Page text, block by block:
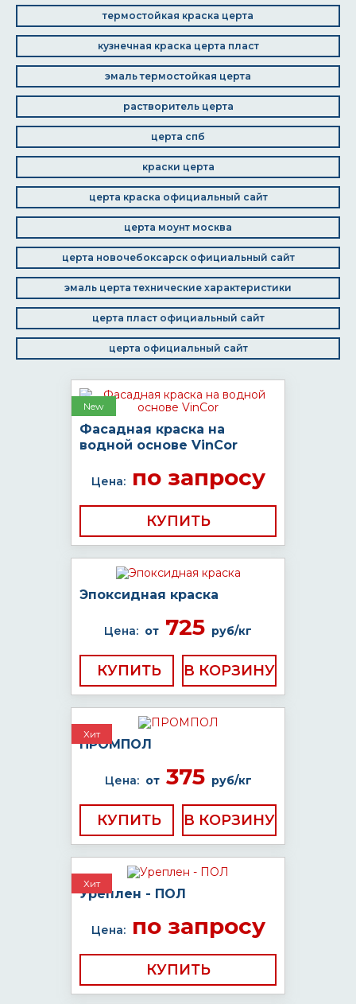
термостойкая краска церта
кузнечная краска церта пласт
эмаль термостойкая церта
растворитель церта
церта спб
краски церта
церта краска официальный сайт
церта моунт москва
церта новочебоксарск официальный сайт
эмаль церта технические характеристики
церта пласт официальный сайт
церта официальный сайт
New
Фасадная краска на
водной основе VinCor
Цена:по запросу
КУПИТЬ
Эпоксидная краска
Цена: от 725 руб/кг
КУПИТЬ
Хит
ПРОМПОЛ
Цена: от375 руб/кг
КУПИТЬ
Хит
Уреплен - ПОЛ
Цена:по запросу
КУПИТЬ